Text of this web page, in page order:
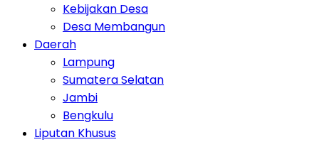
Kebijakan Desa
Desa Membangun
Daerah
Lampung
Sumatera Selatan
Jambi
Bengkulu
Liputan Khusus